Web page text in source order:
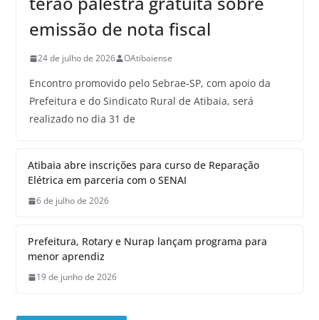
emissão de nota fiscal
24 de julho de 2026 OAtibaiense
Encontro promovido pelo Sebrae-SP, com apoio da
Prefeitura e do Sindicato Rural de Atibaia, será
realizado no dia 31 de
Atibaia abre inscrições para curso de Reparação
Elétrica em parceria com o SENAI
6 de julho de 2026
Prefeitura, Rotary e Nurap lançam programa para
menor aprendiz
19 de junho de 2026